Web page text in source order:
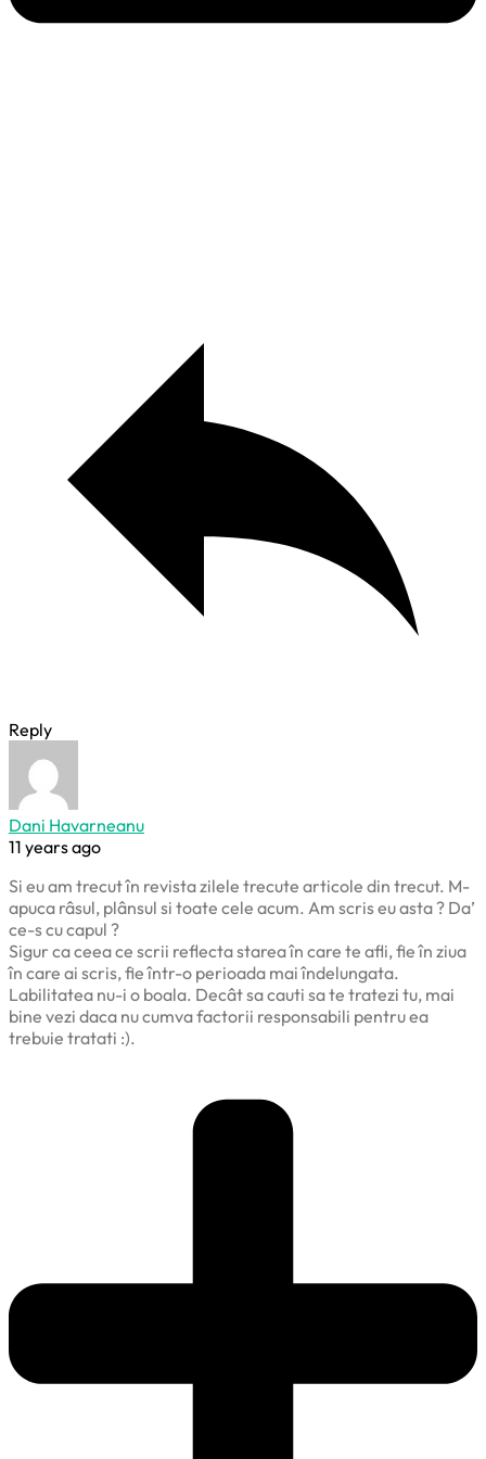
Reply
Dani Havarneanu
11 years ago
Si eu am trecut în revista zilele trecute articole din trecut. M-
apuca râsul, plânsul si toate cele acum. Am scris eu asta ? Da’
ce-s cu capul ?
Sigur ca ceea ce scrii reflecta starea în care te afli, fie în ziua
în care ai scris, fie într-o perioada mai îndelungata.
Labilitatea nu-i o boala. Decât sa cauti sa te tratezi tu, mai
bine vezi daca nu cumva factorii responsabili pentru ea
trebuie tratati :).